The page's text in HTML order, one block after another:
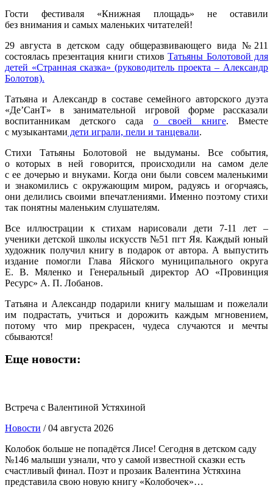
Гости фестиваля «Книжная площадь» не оставили
без внимания и самых маленьких читателей!
29 августа в детском саду общеразвивающего вида №211
состоялась презентация книги стиховТатьяны Болотовой для
детей «Странная сказка» (руководитель проекта – Александр
Болотов).
Татьяна и Александр в составе семейного авторского дуэта
«Де’СанТ» в занимательной игровой форме рассказали
воспитанникам детского сада о своей книге. Вместе
с музыкантами дети играли, пели и танцевали.
Стихи Татьяны Болотовой не выдуманы. Все события,
о которых в ней говорится, происходили на самом деле
с ее дочерью и внуками. Когда они были совсем маленькими
и знакомились с окружающим миром, радуясь и огорчаясь,
они делились своими впечатлениями. Именно поэтому стихи
так понятны маленьким слушателям.
Все иллюстрации к стихам нарисовали дети 7-11 лет –
ученики детской школы искусств №51 пгт Яя. Каждый юный
художник получил книгу в подарок от автора. А выпустить
издание помогли Глава Яйского муниципального округа
Е. В. Мяленко и Генеральный директор АО «Провинция
Ресурс» А. П. Лобанов.
Татьяна и Александр подарили книгу малышам и пожелали
им подрастать, учиться и дорожить каждым мгновением,
потому что мир прекрасен, чудеса случаются и мечты
сбываются!
Еще новости:
Встреча с Валентиной Устяхиной
Новости / 04 августа 2026
Колобок больше не попадётся Лисе! Сегодня в детском саду
№146 малыши узнали, что у самой известной сказки есть
счастливый финал. Поэт и прозаик Валентина Устяхина
представила свою новую книгу «Колобочек»…